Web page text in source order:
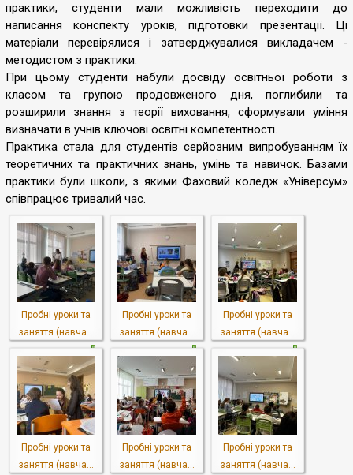
практики, студенти мали можливість переходити до
написання конспекту уроків, підготовки презентації. Ці
матеріали перевірялися і затверджувалися викладачем -
методистом з практики.
При цьому студенти набули досвіду освітньої роботи з
класом та групою продовженого дня, поглибили та
розширили знання з теорії виховання, сформували уміння
визначати в учнів ключові освітні компетентності.
Практика стала для студентів серйозним випробуванням їх
теоретичних та практичних знань, умінь та навичок. Базами
практики були школи, з якими Фаховий коледж «Універсум»
співпрацює тривалий час.
Пробні уроки та
заняття (навча...
Пробні уроки та
заняття (навча...
Пробні уроки та
заняття (навча...
Пробні уроки та
заняття (навча...
Пробні уроки та
заняття (навча...
Пробні уроки та
заняття (навча...